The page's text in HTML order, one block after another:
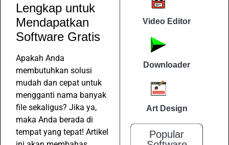
Lengkap untuk
Mendapatkan
Software Gratis
Apakah Anda
membutuhkan solusi
mudah dan cepat untuk
mengganti nama banyak
file sekaligus? Jika ya,
maka Anda berada di
tempat yang tepat! Artikel
Video Editor
Downloader
Art Design
Popular